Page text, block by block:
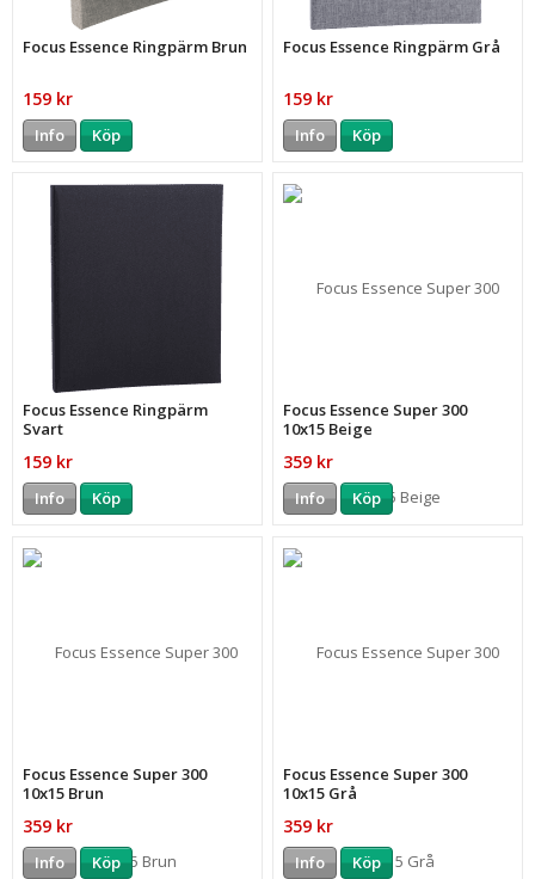
Focus Essence Ringpärm Brun
159 kr
Info Köp
Focus Essence Ringpärm Grå
159 kr
Info Köp
Focus Essence Ringpärm
Svart
159 kr
Info Köp
Focus Essence Super 300
10x15 Beige
359 kr
Info Köp
Focus Essence Super 300
10x15 Brun
359 kr
Info Köp
Focus Essence Super 300
10x15 Grå
359 kr
Info Köp